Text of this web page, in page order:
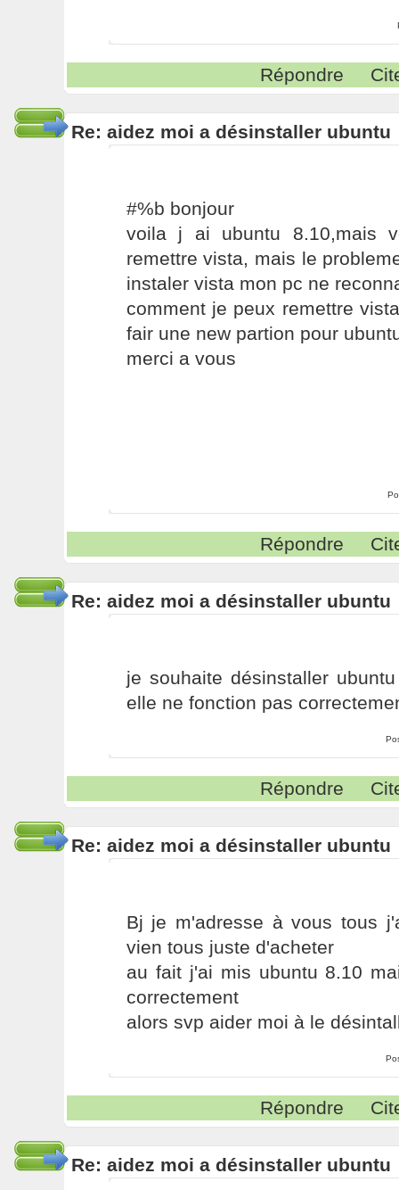
Répondre
Re: aidez moi a désinstaller ubuntu
#%b bonjour
voila j ai ubuntu 8.10,mais
remettre vista, mais le
instaler vista mon pc ne
comment je peux remettre
fair une new partion pour
merci a vous
Répondre
Re: aidez moi a désinstaller ubuntu
je souhaite désinstaller
elle ne fonction pas
Répondre
Re: aidez moi a désinstaller ubuntu
Bj je m'adresse à vous tous
vien tous juste d'acheter
au fait j'ai mis ubuntu 8.10
correctement
alors svp aider moi à le
Répondre
Re: aidez moi a désinstaller ubuntu